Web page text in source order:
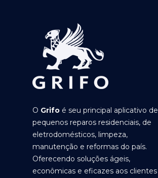
O Grifo é seu principal aplicativo de
pequenos reparos residenciais, de
eletrodomésticos, limpeza,
manutenção e reformas do país.
Oferecendo soluções ágeis,
econômicas e eficazes aos clientes